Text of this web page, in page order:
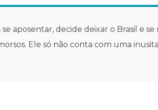
aposentar, decide deixar o Brasil e
Ele só não conta com uma